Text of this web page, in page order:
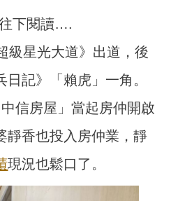
下閱讀….
級星光大道》出道，後
記》「賴虎」一角。
信房屋」當起房仲開啟
靜香也投入房仲業，靜
現況也鬆口了。